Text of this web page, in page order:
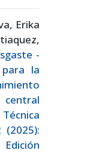
Erika
-
la